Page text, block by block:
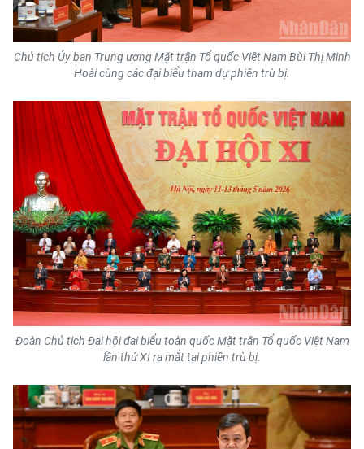
Chuyên trang TP. Hồ Chí Minh
CHUYÊN ĐỀ
VỀ BÁO NHÂN DÂN
THỜI NAY
NHÂN DÂN CUỐI TUẦN
NHÂN DÂN HẰNG THÁNG
MUA BÁO
ĐỌC BÁO IN
ENGLISH
中文
Chủ tịch Ủy ban Trung ương Mặt trận Tổ quốc Việt Nam Bùi Thị Minh
Hoài cùng các đại biểu tham dự phiên trù bị.
Đoàn Chủ tịch Đại hội đại biểu toàn quốc Mặt trận Tổ quốc Việt Nam
lần thứ XI ra mắt tại phiên trù bị.